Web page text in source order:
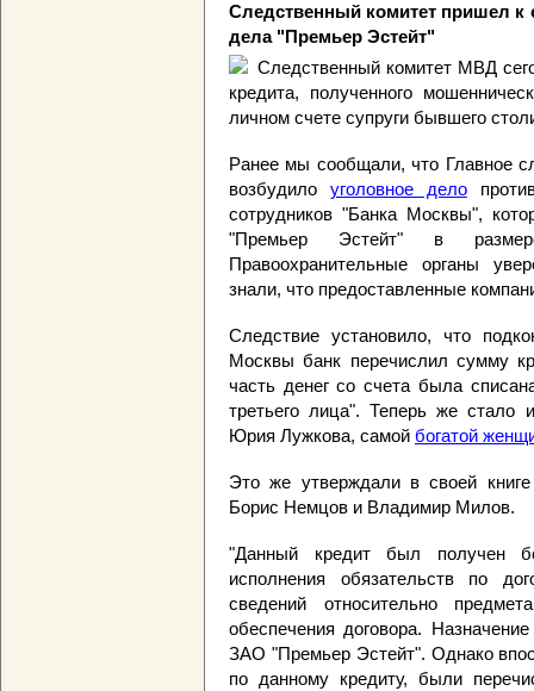
Следственный комитет пришел к
дела "Премьер Эстейт"
Следственный комитет МВД
кредита, полученного
личном счете супруги бывшего
Ранее мы сообщали, что Главное
возбудило уголовное дело
сотрудников "Банка Москвы",
"Премьер Эстейт" в
Правоохранительные органы
знали, что предоставленные
Следствие установило, что
Москвы банк перечислил сумму
часть денег со счета была
третьего лица". Теперь же стало
Юрия Лужкова, самой богатой
Это же утверждали в своей
Борис Немцов и Владимир Милов.
"Данный кредит был получен
исполнения обязательств по
сведений относительно
обеспечения договора.
ЗАО "Премьер Эстейт". Однако
по данному кредиту, были